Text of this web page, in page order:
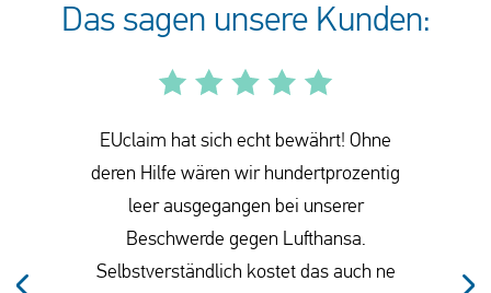
Das sagen unsere Kunden:
EUclaim hat sich echt bewährt! Ohne
deren Hilfe wären wir hundertprozentig
leer ausgegangen bei unserer
Beschwerde gegen Lufthansa.
Selbstverständlich kostet das auch ne